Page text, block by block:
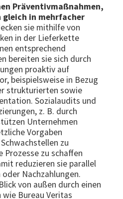
Präventivmaßnahmen,
in mehrfacher
sie mithilfe von
in der Lieferkette
entsprechend
bereiten sie sich durch
proaktiv auf
beispielsweise in Bezug
strukturierten sowie
Sozialaudits und
z. B. durch
Unternehmen
Vorgaben
zu
zu schaffen
reduzieren sie parallel
Nachzahlungen.
von außen durch einen
Bureau Veritas